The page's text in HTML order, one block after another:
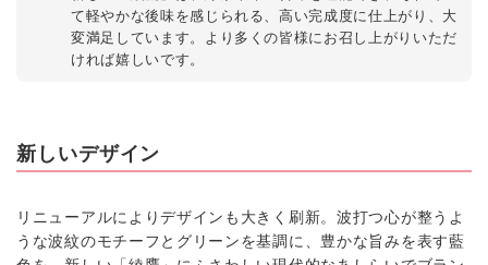
て軽やかな後味を感じられる、高い完成度に仕上がり、大
変満足しています。より多くの皆様にお召し上がりいただ
ければ嬉しいです。
新しいデザイン
リニューアルによりデザインも大きく刷新。波打つ心が整うよ
うな波紋のモチーフとグリーンを基調に、豊かな旨みを表す藍